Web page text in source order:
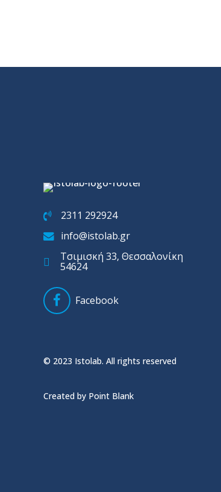
2311 292924
info@istolab.gr
Τσιμισκή 33, Θεσσαλονίκη
54624
Facebook
© 2023 Istolab. All rights reserved
Created by Point Blank